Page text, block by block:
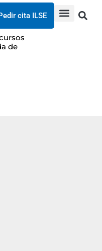
cita ILSE
de